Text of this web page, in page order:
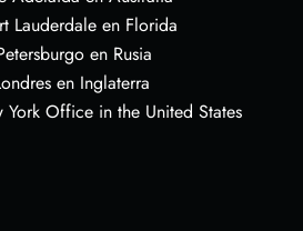
Lauderdale en Florida
en Rusia
en Inglaterra
Office in the United States